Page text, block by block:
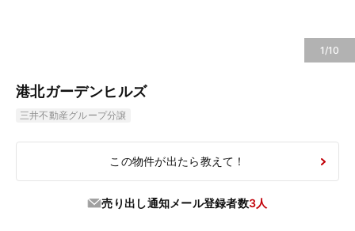
1/10
港北ガーデンヒルズ
三井不動産グループ分譲
この物件が出たら教えて！
売り出し通知メール登録者数3人